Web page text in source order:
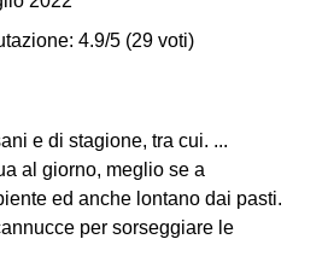
4.9/5 (29 voti)
e di stagione, tra cui. ...
al giorno, meglio se a
ed anche lontano dai pasti.
per sorseggiare le